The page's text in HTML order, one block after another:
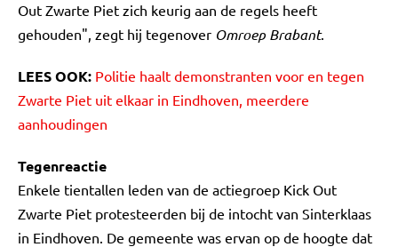
Out Zwarte Piet zich keurig aan de regels heeft
gehouden", zegt hij tegenover Omroep Brabant.
LEES OOK: Politie haalt demonstranten voor en tegen
Zwarte Piet uit elkaar in Eindhoven, meerdere
aanhoudingen
Tegenreactie
Enkele tientallen leden van de actiegroep Kick Out
Zwarte Piet protesteerden bij de intocht van Sinterklaas
in Eindhoven. De gemeente was ervan op de hoogte dat